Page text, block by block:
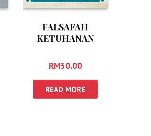
FALSAFAH
KETUHANAN
RM30.00
READ MORE